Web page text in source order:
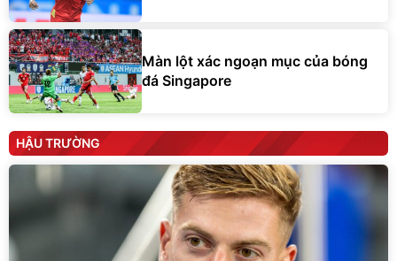
Màn lột xác ngoạn mục của bóng
đá Singapore
HẬU TRƯỜNG